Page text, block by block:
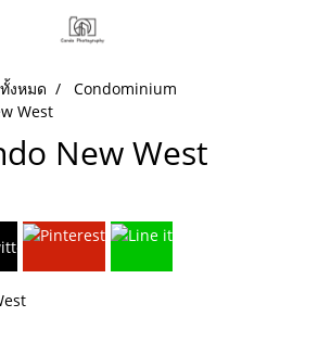
งหมด
Condominium
West
New West